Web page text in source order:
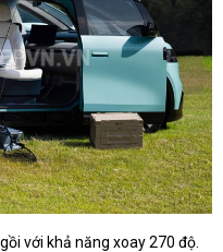
với khả năng xoay 270 độ.